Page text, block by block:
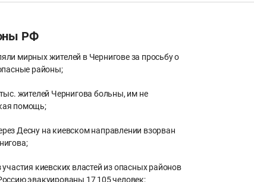
РФ
мирных жителей в Чернигове за просьбу о
районы;
жителей Чернигова больны, им не
помощь;
Десну на киевском направлении взорван
киевских властей из опасных районов
эвакуированы 17 105 человек;